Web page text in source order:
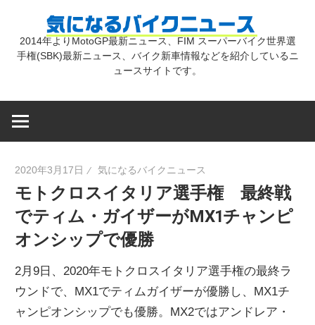
気
バ
ク
2014年よりMotoGP最新ニュース、FIM スーパーバイク世界選
手権(SBK)最新ニュース、バイク新車情報などを紹介しているニ
ュースサイトです。
2020年3月17日 気になるバイクニュース
モトクロスイタリア選手権 最終戦
でティム・ガイザーがMX1チャンピ
オンシップで優勝
2月9日、2020年モトクロスイタリア選手権の最終ラ
ウンドで、MX1でティムガイザーが優勝し、MX1チ
ャンピオンシップでも優勝。MX2ではアンドレア・